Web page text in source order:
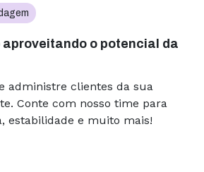
aproveitando o potencial da
administre clientes da sua
Conte com nosso time para
estabilidade e muito mais!